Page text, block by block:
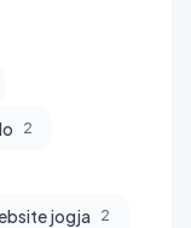
2
jogja 2